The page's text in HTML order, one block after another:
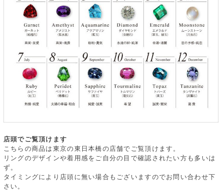
店頭でご覧頂けます
こちらの商品は東京の東日本橋の店舗でご覧頂けます。
リングのデザインや着用感をご自分の目で確認されたい方も多いは
ず。
タイミングにより店頭に無い場合もございますのでお問い合わせ下
さい。